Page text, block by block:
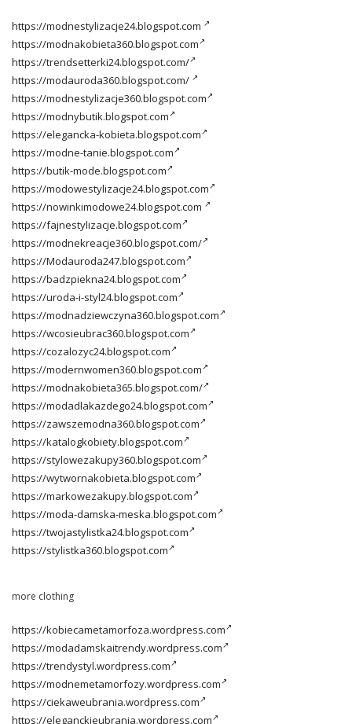
https://modnestylizacje24.blogspot.com
https://modnakobieta360.blogspot.com
https://trendsetterki24.blogspot.com/
https://modauroda360.blogspot.com/
https://modnestylizacje360.blogspot.com
https://modnybutik.blogspot.com
https://elegancka-kobieta.blogspot.com
https://modne-tanie.blogspot.com
https://butik-mode.blogspot.com
https://modowestylizacje24.blogspot.com
https://nowinkimodowe24.blogspot.com
https://fajnestylizacje.blogspot.com
https://modnekreacje360.blogspot.com/
https://Modauroda247.blogspot.com
https://badzpiekna24.blogspot.com
https://uroda-i-styl24.blogspot.com
https://modnadziewczyna360.blogspot.com
https://wcosieubrac360.blogspot.com
https://cozalozyc24.blogspot.com
https://modernwomen360.blogspot.com
https://modnakobieta365.blogspot.com/
https://modadlakazdego24.blogspot.com
https://zawszemodna360.blogspot.com
https://katalogkobiety.blogspot.com
https://stylowezakupy360.blogspot.com
https://wytwornakobieta.blogspot.com
https://markowezakupy.blogspot.com
https://moda-damska-meska.blogspot.com
https://twojastylistka24.blogspot.com
https://stylistka360.blogspot.com
more clothing
https://kobiecametamorfoza.wordpress.com
https://modadamskaitrendy.wordpress.com
https://trendystyl.wordpress.com
https://modnemetamorfozy.wordpress.com
https://ciekaweubrania.wordpress.com
https://eleganckieubrania.wordpress.com